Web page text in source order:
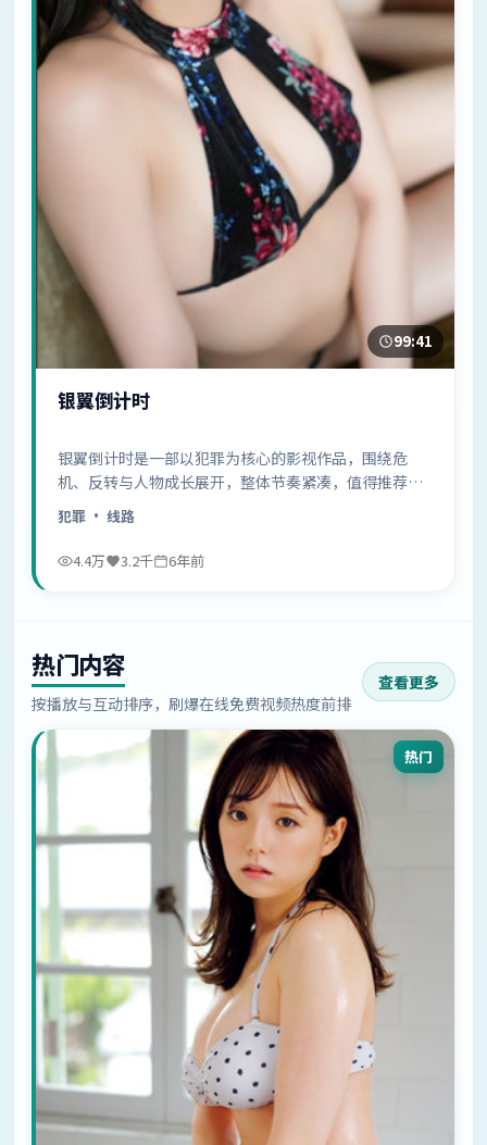
99:41
银翼倒计时
银翼倒计时是一部以犯罪为核心的影视作品，围绕危
机、反转与人物成长展开，整体节奏紧凑，值得推荐观
看。
犯罪 · 线路
4.4万 3.2千 6年前
热门内容
按播放与互动排序，刷爆在线免费视频热度前排
查看更多
热门